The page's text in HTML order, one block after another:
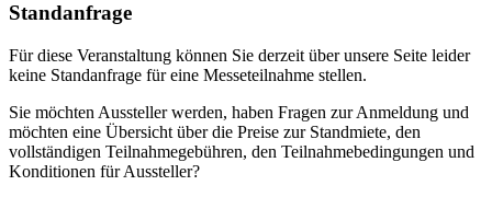
Standanfrage
Für diese Veranstaltung können Sie derzeit über unsere Seite leider
keine Standanfrage für eine Messeteilnahme stellen.
Sie möchten Aussteller werden, haben Fragen zur Anmeldung und
möchten eine Übersicht über die Preise zur Standmiete, den
vollständigen Teilnahmegebühren, den Teilnahmebedingungen und
Konditionen für Aussteller?